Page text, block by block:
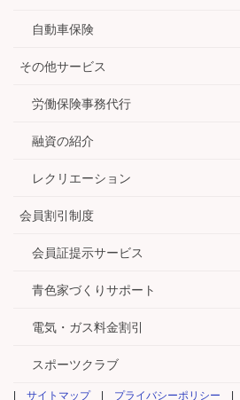
自動車保険
その他サービス
労働保険事務代行
融資の紹介
レクリエーション
会員割引制度
会員証提示サービス
青色家づくりサポート
電気・ガス料金割引
スポーツクラブ
| サイトマップ| プライバシーポリシー |